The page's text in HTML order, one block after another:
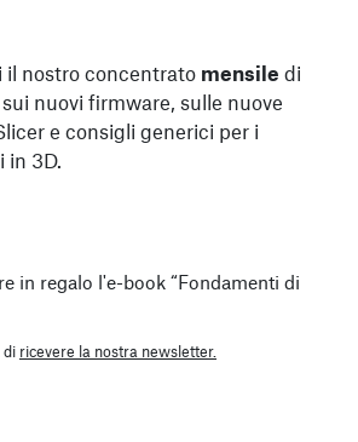
il nostro concentrato mensile di
nuovi firmware, sulle nuove
e consigli generici per i
in 3D.
in regalo l'e-book “Fondamenti di
di ricevere la nostra newsletter.